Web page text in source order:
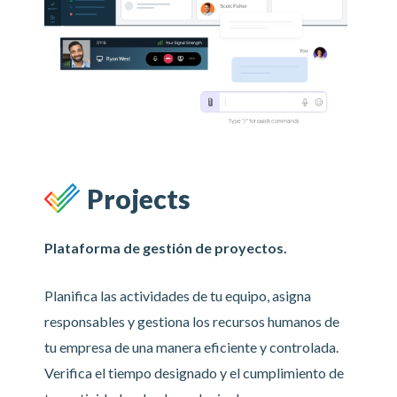
Projects
Plataforma de gestión de proyectos.
Planifica las actividades de tu equipo, asigna
responsables y gestiona los recursos humanos de
tu empresa de una manera eficiente y controlada.
Verifica el tiempo designado y el cumplimiento de